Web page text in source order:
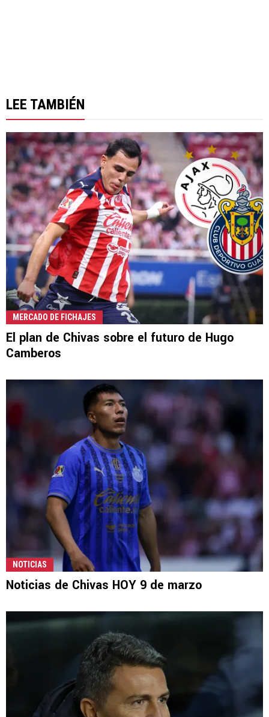
LEE TAMBIÉN
MERCADO DE FICHAJES
El plan de Chivas sobre el futuro de Hugo
Camberos
NOTICIAS
Noticias de Chivas HOY 9 de marzo